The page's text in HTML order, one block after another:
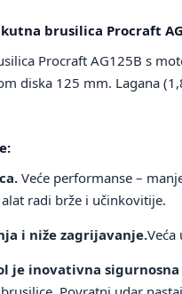
brusilica Procraft
Procraft AG125B s
diska 125 mm. Lagana
Veće performanse –
radi brže i učinkovitije.
i niže zagrijavanje.Veća
je inovativna sigurnosna